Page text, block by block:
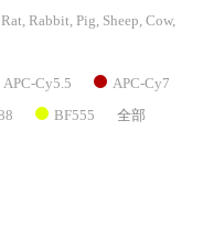
Rabbit, Pig, Sheep, Cow,
APC-Cy5.5 APC-Cy7
BF555 全部